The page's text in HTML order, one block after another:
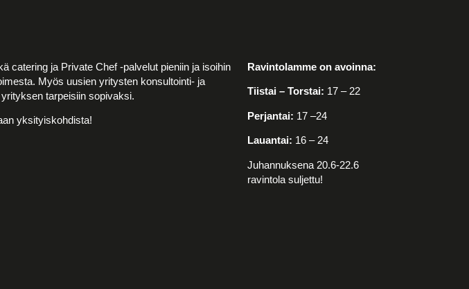
catering ja Private Chef -palvelut pieniin ja isoihin
Myös uusien yritysten konsultointi- ja
tarpeisiin sopivaksi.
yksityiskohdista!
Ravintolamme on avoinna:
Tiistai – Torstai: 17 – 22
Perjantai: 17 –24
Lauantai: 16 – 24
Juhannuksena 20.6-22.6
ravintola suljettu!